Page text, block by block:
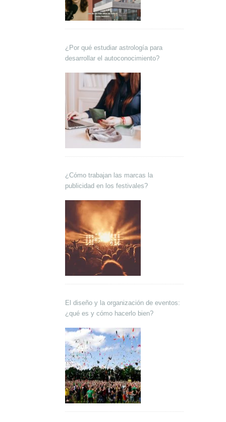
¿Por qué estudiar astrología para
desarrollar el autoconocimiento?
¿Cómo trabajan las marcas la
publicidad en los festivales?
El diseño y la organización de eventos:
¿qué es y cómo hacerlo bien?